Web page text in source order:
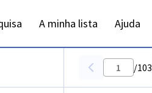
A minha lista Ajuda
/103